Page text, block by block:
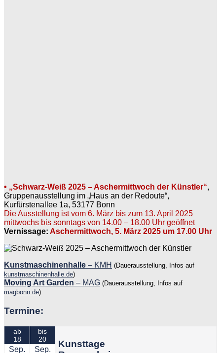
• „Schwarz-Weiß 2025 – Aschermittwoch der Künstler“,
Gruppenausstellung im „Haus an der Redoute“,
Kurfürstenallee 1a, 53177 Bonn
Die Ausstellung ist vom 6. März bis zum 13. April 2025
mittwochs bis sonntags von 14.00 – 18.00 Uhr geöffnet
Vernissage: Aschermittwoch, 5. März 2025 um 17.00 Uhr
Kunstmaschinenhalle – KMH (Dauerausstellung, Infos auf
kunstmaschinenhalle.de)
Moving Art Garden – MAG (Dauerausstellung, Infos auf
magbonn.de)
Termine:
ab
18
Sep.
bis
20
Sep.
Kunsttage